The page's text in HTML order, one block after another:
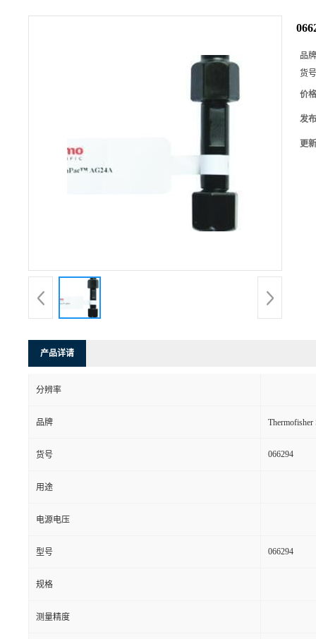
品
货
价
发
更
产品详请
分辨率
品牌
货号 066294
用途
电源电压
型号 066294
规格
测量精度